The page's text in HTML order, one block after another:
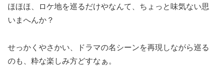
ほほほ、ロケ地を巡るだけやなんて、ちょっと味気ない思
いまへんか？
せっかくやさかい、ドラマの名シーンを再現しながら巡る
のも、粋な楽しみ方どすなぁ。